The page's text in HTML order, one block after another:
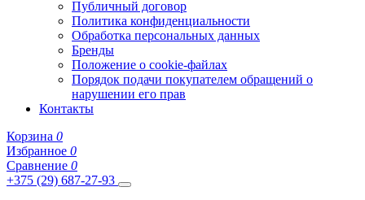
Публичный договор
Политика конфиденциальности
Обработка персональных данных
Бренды
Положение о cookie-файлах
Порядок подачи покупателем обращений о
нарушении его прав
Контакты
Корзина 0
Избранное 0
Сравнение 0
+375 (29) 687-27-93